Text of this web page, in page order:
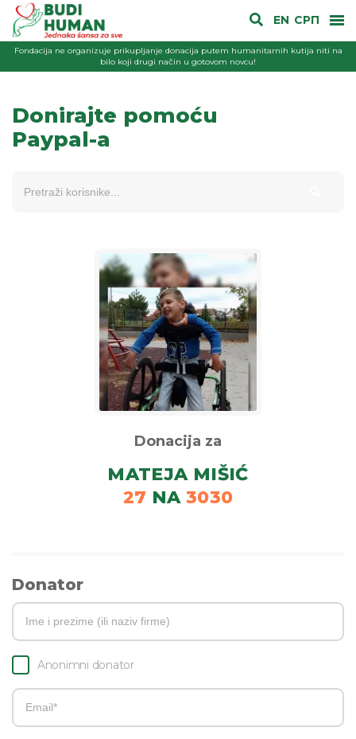
EN СРП
Fondacija ne organizuje prikupljanje donacija putem humanitarnih kutija niti na
bilo koji drugi način u gotovom novcu!
Donirajte pomoću
Paypal-a
Donacija za
MATEJA MIŠIĆ
27 NA 3030
Donator
Anonimni donator